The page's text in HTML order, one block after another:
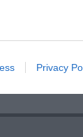
Privacy
di pisa
villa